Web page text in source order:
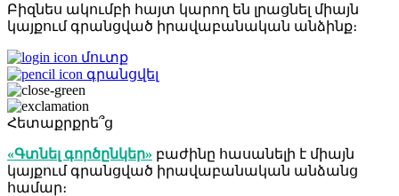
Բիզնես ակումբի հայտ կարող են լրացնել միայն
կայքում գրանցված իրավաբանական անձինք։
մուտք
գրանցվել
Հետաքրքրե՞ց
«Գտնել գործընկեր» բաժինը հասանելի է միայն
կայքում գրանցված իրավաբանական անձանց
համար։